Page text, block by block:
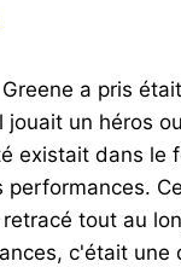
a pris
jouait un héros
existait dans le
performances.
tout au
c'était une